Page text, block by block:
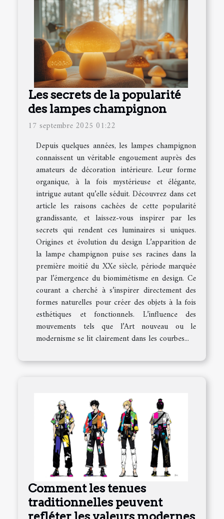
Les secrets de la popularité
des lampes champignon
17 septembre 2025 01:22
Depuis quelques années, les lampes champignon
connaissent un véritable engouement auprès des
amateurs de décoration intérieure. Leur forme
organique, à la fois mystérieuse et élégante,
intrigue autant qu’elle séduit. Découvrez dans cet
article les raisons cachées de cette popularité
grandissante, et laissez-vous inspirer par les
secrets qui rendent ces luminaires si uniques.
Origines et évolution du design L’apparition de
la lampe champignon puise ses racines dans la
première moitié du XXe siècle, période marquée
par l’émergence du biomimétisme en design. Ce
courant a cherché à s’inspirer directement des
formes naturelles pour créer des objets à la fois
esthétiques et fonctionnels. L’influence des
mouvements tels que l’Art nouveau ou le
modernisme se lit clairement dans les courbes...
Comment les tenues
traditionnelles peuvent
refléter les valeurs modernes